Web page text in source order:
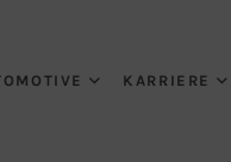
KARRIERE